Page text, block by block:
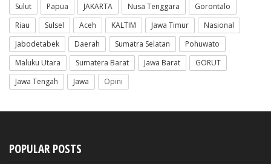
Sulut Papua JAKARTA Nusa Tenggara
Gorontalo
Riau
Sulsel Aceh KALTIM Jawa Timur
Nasional
Jabodetabek
Daerah Sumatra Selatan
Pohuwato
Maluku Utara
Sumatera Barat Jawa Barat
GORUT
Jawa Tengah
Jawa Opini
POPULAR POSTS